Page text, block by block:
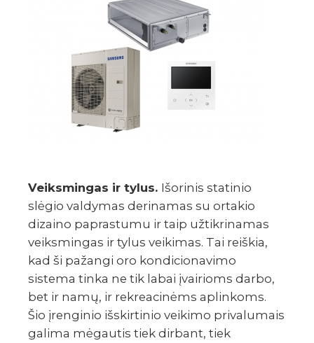
Veiksmingas ir tylus. Išorinis statinio
slėgio valdymas derinamas su ortakio
dizaino paprastumu ir taip užtikrinamas
veiksmingas ir tylus veikimas. Tai reiškia,
kad ši pažangi oro kondicionavimo
sistema tinka ne tik labai įvairioms darbo,
bet ir namų, ir rekreacinėms aplinkoms.
Šio įrenginio išskirtinio veikimo privalumais
galima mėgautis tiek dirbant, tiek